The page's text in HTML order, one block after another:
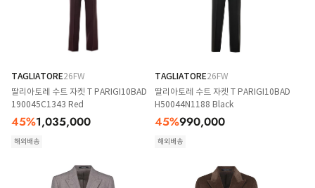
TAGLIATORE26FW
딸리아토레 수트 자켓 T PARIGI10BAD
190045C1343 Red
45%1,035,000
해외배송
TAGLIATORE26FW
딸리아토레 수트 자켓 T PARIGI10BAD
H50044N1188 Black
45%990,000
해외배송